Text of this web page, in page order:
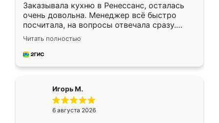
Заказывала кухню в Ренессанс, осталась
очень довольна. Менеджер всё быстро
посчитала, на вопросы отвечала сразу.
Замерщик приехал в субботу, подошёл к
делу со всей ответственностью. Собрали
за день, ребята работали аккуратно, даже
Читать полностью
Игорь М.
6 августа 2026